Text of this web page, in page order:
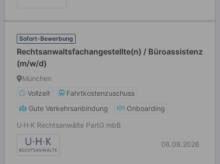
Sofort-Bewerbung
Rechtsanwaltsfachangestellte(n) / Büroassistenz
(m/w/d)
München
Vollzeit
Fahrtkostenzuschuss
Gute Verkehrsanbindung
Onboarding
U·H·K Rechtsanwälte PartG mbB
06.08.2026